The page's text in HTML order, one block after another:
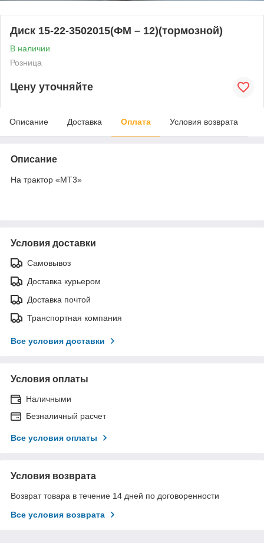
Диск 15-22-3502015(ФМ – 12)(тормозной)
В наличии
Розница
Цену уточняйте
Описание Доставка Оплата Условия возврата
Описание
На трактор «МТ3»
Условия доставки
Самовывоз
Доставка курьером
Доставка почтой
Транспортная компания
Все условия доставки
Условия оплаты
Наличными
Безналичный расчет
Все условия оплаты
Условия возврата
Возврат товара в течение 14 дней по договоренности
Все условия возврата